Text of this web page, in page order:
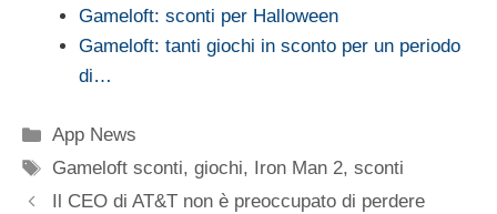
Gameloft: sconti per Halloween
Gameloft: tanti giochi in sconto per un periodo
di…
Categorie
App News
Tag
Gameloft sconti,giochi, Iron Man 2,sconti
Il CEO di AT&T non è preoccupato di perdere